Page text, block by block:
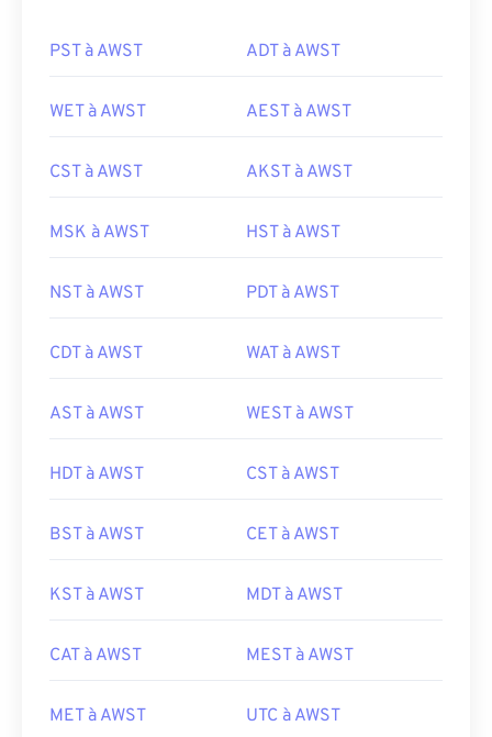
PST à AWST ADT à AWST
WET à AWST AEST à AWST
CST à AWST AKST à AWST
MSK à AWST HST à AWST
NST à AWST PDT à AWST
CDT à AWST WAT à AWST
AST à AWST WEST à AWST
HDT à AWST CST à AWST
BST à AWST CET à AWST
KST à AWST MDT à AWST
CAT à AWST MEST à AWST
MET à AWST UTC à AWST